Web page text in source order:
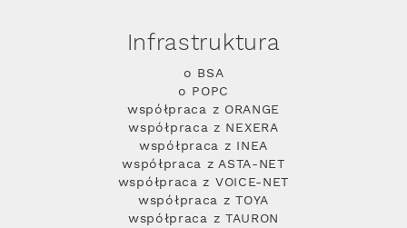
Infrastruktura
o BSA
o POPC
współpraca z ORANGE
współpraca z NEXERA
współpraca z INEA
współpraca z ASTA-NET
współpraca z VOICE-NET
współpraca z TOYA
współpraca z TAURON